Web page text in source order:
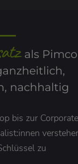
als
nachhaltig
bis zur
zu